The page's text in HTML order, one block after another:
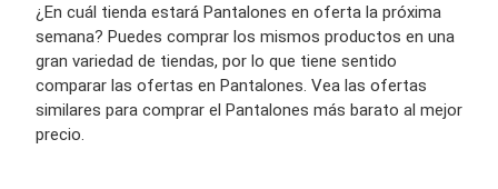
¿En cuál tienda estará Pantalones en oferta la próxima
semana? Puedes comprar los mismos productos en una
gran variedad de tiendas, por lo que tiene sentido
comparar las ofertas en Pantalones. Vea las ofertas
similares para comprar el Pantalones más barato al mejor
precio.